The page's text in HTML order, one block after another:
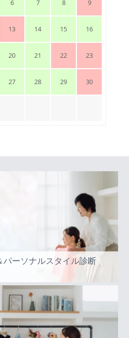
6 7 8 9
13 14 15 16
20 21 22 23
27 28 29 30
ーソナルスタイル診断